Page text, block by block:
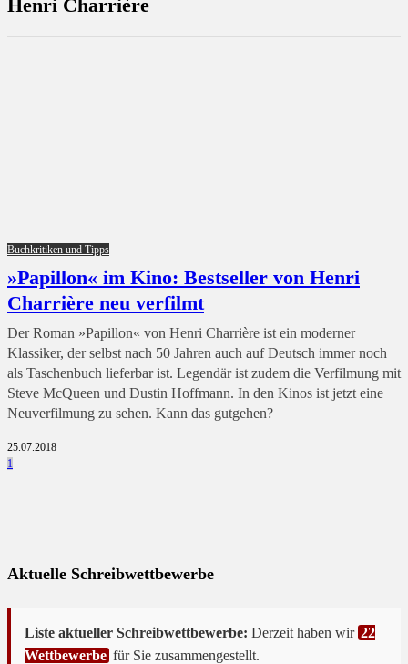
Henri Charrière
Buchkritiken und Tipps
»Papillon« im Kino: Bestseller von Henri
Charrière neu verfilmt
Der Roman »Papillon« von Henri Charrière ist ein moderner
Klassiker, der selbst nach 50 Jahren auch auf Deutsch immer noch
als Taschenbuch lieferbar ist. Legendär ist zudem die Verfilmung mit
Steve McQueen und Dustin Hoffmann. In den Kinos ist jetzt eine
Neuverfilmung zu sehen. Kann das gutgehen?
25.07.2018
1
Aktuelle Schreibwettbewerbe
Liste aktueller Schreibwettbewerbe: Derzeit haben wir 22
Wettbewerbe für Sie zusammengestellt.